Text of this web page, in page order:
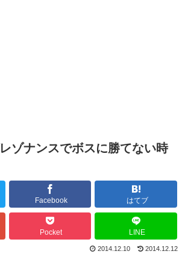
ゾナンスでボスに勝てない時
Facebook はてブ
Pocket LINE
2014.12.10 2014.12.12